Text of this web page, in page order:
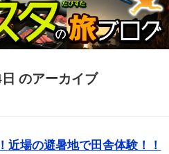
のアーカイブ
近場の避暑地で田舎体験！！